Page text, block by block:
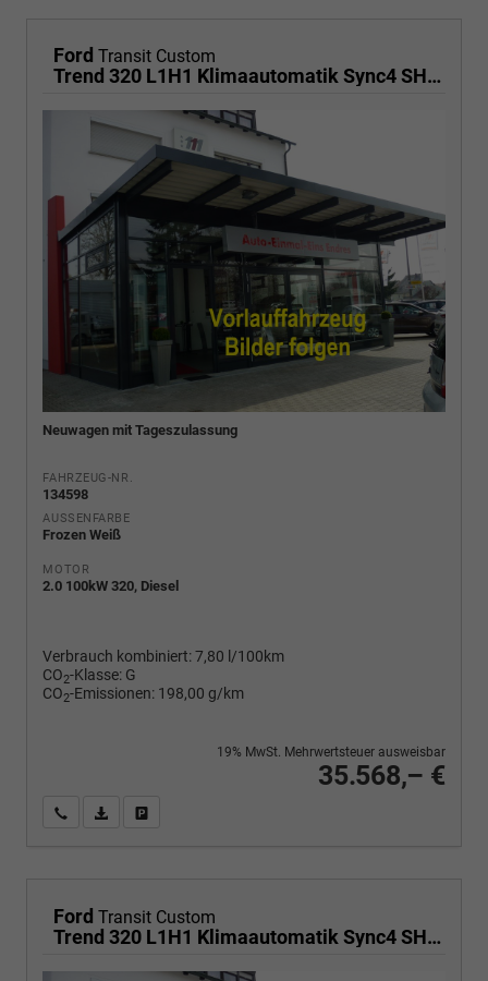
Ford Transit Custom
Trend 320 L1H1 Klimaautomatik Sync4 SHZ 2 x Einparkhilfe Kamera 5JG
Neuwagen mit Tageszulassung
FAHRZEUG-NR.
134598
AUSSENFARBE
Frozen Weiß
MOTOR
2.0 100kW 320, Diesel
Verbrauch kombiniert:7,80 l/100km
CO2-Klasse: G
CO2-Emissionen: 198,00 g/km
35.568,– €
19% MwSt. Mehrwertsteuer ausweisbar
Wir rufen Sie anPDF-Fahrzeugexposé drucken
Ford Transit Custom
Trend 320 L1H1 Klimaautomatik Sync4 SHZ 2 x Einparkhilfe Kamera 5JG